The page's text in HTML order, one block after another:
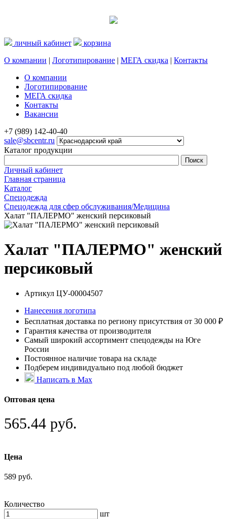
личный кабинет
корзина
О компании | Логотипирование | МЕГА скидка | Контакты
О компании
Логотипирование
МЕГА скидка
Контакты
Вакансии
+7 (989) 142-40-40
sale@sbcentr.ru
Каталог продукции
Личный кабинет
Главная страница
Каталог
Спецодежда
Спецодежда для сфер обслуживания/Медицина
Халат "ПАЛЕРМО" женский персиковый
Халат "ПАЛЕРМО" женский
персиковый
Артикул ЦУ-00004507
Нанесения логотипа
Бесплатная доставка по региону присутствия от 30 000 ₽
Гарантия качества от производителя
Самый широкий ассортимент спецодежды на Юге
России
Постоянное наличие товара на складе
Подберем индивидуально под любой бюджет
Написать в Max
Оптовая цена
565.44 руб.
Цена
589 руб.
Количество
шт